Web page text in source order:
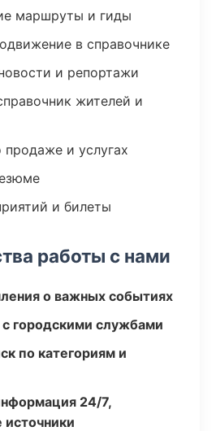
маршруты и гиды
в справочнике
и репортажи
жителей и
продаже и услугах
и билеты
работы с нами
о важных событиях
городскими службами
по категориям и
24/7,